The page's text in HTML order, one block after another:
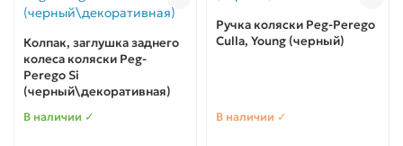
Колпак, заглушка заднего
колеса коляски Peg-
Perego Si
(черный\декоративная)
В наличии ✓
Ручка коляски Peg-Perego
Culla, Young (черный)
В наличии ✓